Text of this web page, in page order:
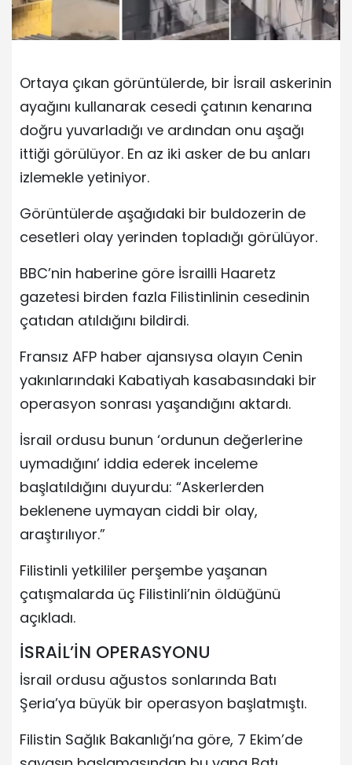
Ortaya çıkan görüntülerde, bir İsrail askerinin
ayağını kullanarak cesedi çatının kenarına
doğru yuvarladığı ve ardından onu aşağı
ittiği görülüyor. En az iki asker de bu anları
izlemekle yetiniyor.
Görüntülerde aşağıdaki bir buldozerin de
cesetleri olay yerinden topladığı görülüyor.
BBC’nin haberine göre İsrailli Haaretz
gazetesi birden fazla Filistinlinin cesedinin
çatıdan atıldığını bildirdi.
Fransız AFP haber ajansıysa olayın Cenin
yakınlarındaki Kabatiyah kasabasındaki bir
operasyon sonrası yaşandığını aktardı.
İsrail ordusu bunun ‘ordunun değerlerine
uymadığını’ iddia ederek inceleme
başlatıldığını duyurdu: “Askerlerden
beklenene uymayan ciddi bir olay,
araştırılıyor.”
Filistinli yetkililer perşembe yaşanan
çatışmalarda üç Filistinli’nin öldüğünü
açıkladı.
İSRAİL’İN OPERASYONU
İsrail ordusu ağustos sonlarında Batı
Şeria’ya büyük bir operasyon başlatmıştı.
Filistin Sağlık Bakanlığı’na göre, 7 Ekim’de